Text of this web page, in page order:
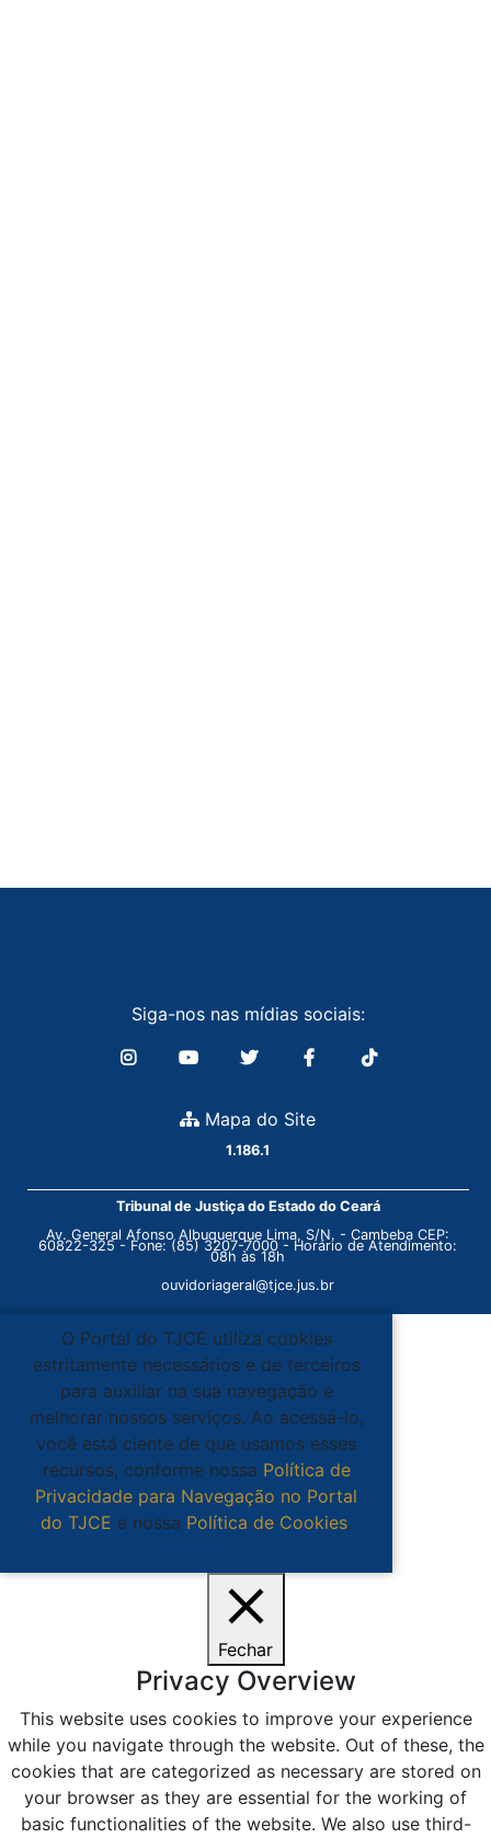
Siga-nos nas mídias sociais:
Mapa do Site
1.186.1
Tribunal de Justiça do Estado do Ceará
Av. General Afonso Albuquerque Lima, S/N. - Cambeba CEP:
60822-325 - Fone: (85) 3207-7000 - Horário de Atendimento:
08h às 18h
ouvidoriageral@tjce.jus.br
O Portal do TJCE utiliza cookies
estritamente necessários e de terceiros
para auxiliar na sua navegação e
melhorar nossos serviços. Ao acessá-lo,
você está ciente de que usamos esses
recursos, conforme nossa Política de
Privacidade para Navegação no Portal
do TJCE e nossa Política de Cookies.
Fechar
Privacy Overview
This website uses cookies to improve your experience
while you navigate through the website. Out of these, the
cookies that are categorized as necessary are stored on
your browser as they are essential for the working of
basic functionalities of the website. We also use third-